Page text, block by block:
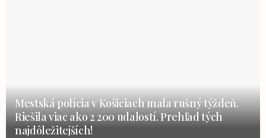
Mestská polícia v Košiciach mala rušný týždeň.
Riešila viac ako 2 200 udalostí. Prehľad tých
najdôležitejších!